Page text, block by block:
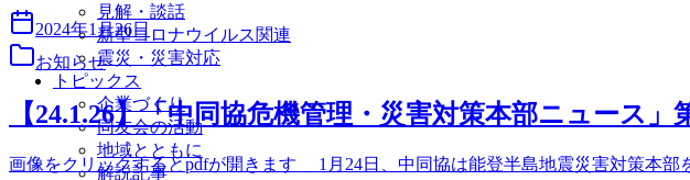
見解・談話
新型コロナウイルス関連
震災・災害対応
トピックス
企業づくり
同友会の活動
地域とともに
解説記事
2024年1月26日
お知らせ
【24.1.26】「中同協危機管理・災害対策本部ニュース」
画像をクリックするとpdfが開きます 1月24日、中同協は能登半島地震災害対策本